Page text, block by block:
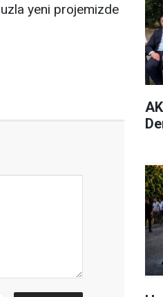
yeni projemizde